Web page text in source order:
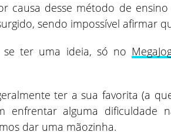
causa desse método de
sendo impossível afirmar
se ter uma ideia, só no
ter a sua favorita (a
enfrentar alguma dificuldade
dar uma mãozinha.